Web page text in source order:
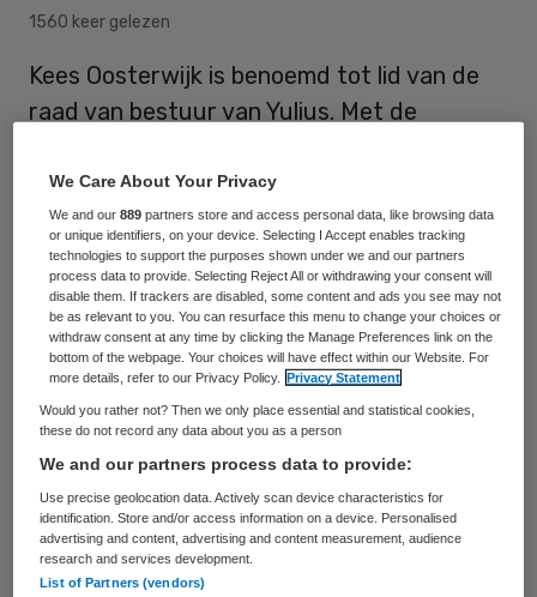
1560 keer gelezen
Kees Oosterwijk is benoemd tot lid van de
raad van bestuur van Yulius. Met de
Drechtsteden terug naar een tweehoofdig
bestuursmodel.
Oosterwijkis al sinds 2014werkzaam als
geneesheer-directeur bij Yulius.Oosterwijk
vormt vanaf 1 mei samen met voorzitter
Marco de Bruin de raad van bestuur. Hij zal
zich met name zal richten op het
zorginhoudelijke beleid.
“Wij kennen Kees Oosterwijk als een
betrokken professional met bewezen
We Care About Your Privacy
We and our889 partners store and access personal data, like browsing data
or unique identifiers, on your device. Selecting I Accept enables tracking
technologies to support the purposes shown under we and our partners
process data to provide. Selecting Reject All or withdrawing your consent will
disable them. If trackers are disabled, some content and ads you see may not
be as relevant to you. You can resurface this menu to change your choices or
withdraw consent at any time by clicking the Manage Preferences link on the
bottom of the webpage. Your choices will have effect within our Website. For
more details, refer to our Privacy Policy.
Privacy Statement
Would you rather not? Then we only place essential and statistical cookies,
these do not record any data about you as a person
We and our partners process data to provide:
Use precise geolocation data. Actively scan device characteristics for
identification. Store and/or access information on a device. Personalised
advertising and content, advertising and content measurement, audience
research and services development.
List of Partners (vendors)